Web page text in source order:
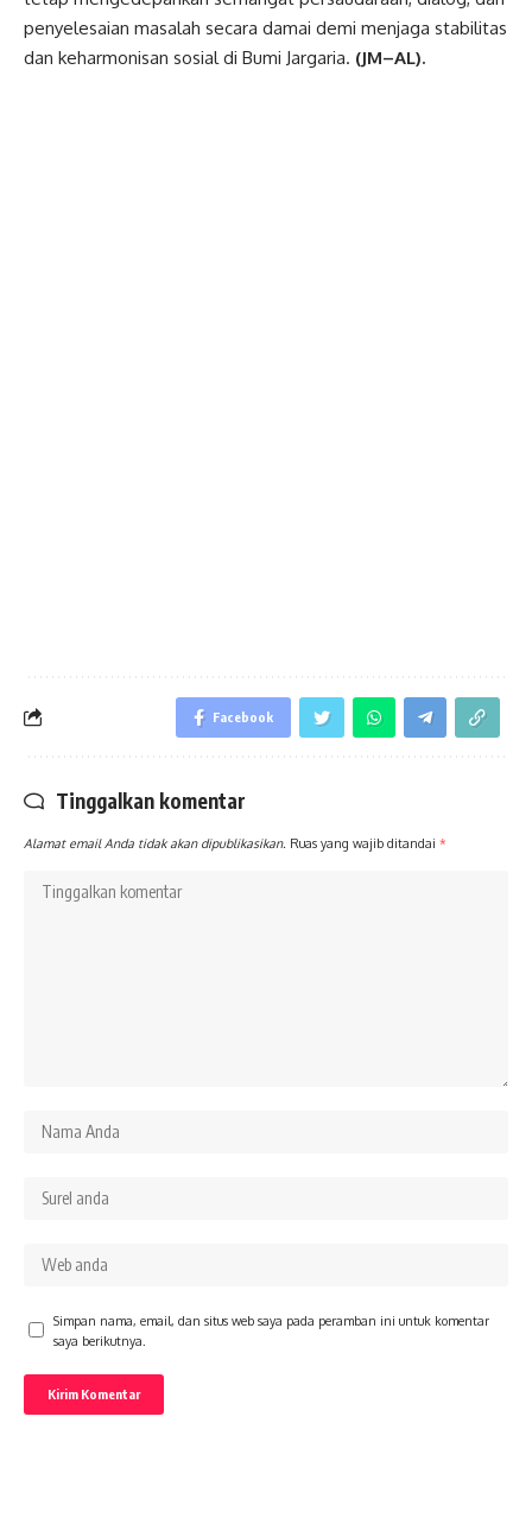
penyelesaian masalah secara damai demi menjaga stabilitas
dan keharmonisan sosial di Bumi Jargaria. (JM–AL).
Facebook
Tinggalkan komentar
Alamat email Anda tidak akan dipublikasikan. Ruas yang wajib ditandai *
Simpan nama, email, dan situs web saya pada peramban ini untuk komentar
saya berikutnya.